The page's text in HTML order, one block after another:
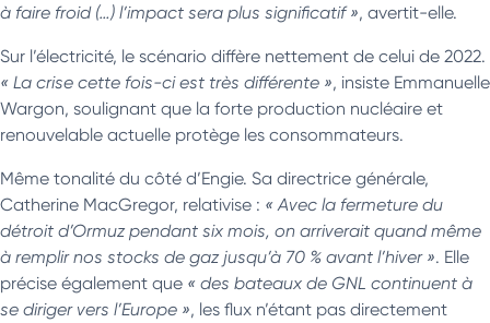
à faire froid (…) l’impact sera plus significatif », avertit-elle.
Sur l’électricité, le scénario diffère nettement de celui de 2022.
« La crise cette fois-ci est très différente », insiste Emmanuelle
Wargon, soulignant que la forte production nucléaire et
renouvelable actuelle protège les consommateurs.
Même tonalité du côté d’Engie. Sa directrice générale,
Catherine MacGregor, relativise : « Avec la fermeture du
détroit d’Ormuz pendant six mois, on arriverait quand même
à remplir nos stocks de gaz jusqu’à 70 % avant l’hiver ». Elle
précise également que « des bateaux de GNL continuent à
se diriger vers l’Europe », les flux n’étant pas directement